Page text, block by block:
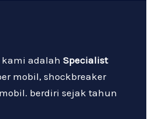
kami adalah Specialist
mobil, shockbreaker
berdiri sejak tahun